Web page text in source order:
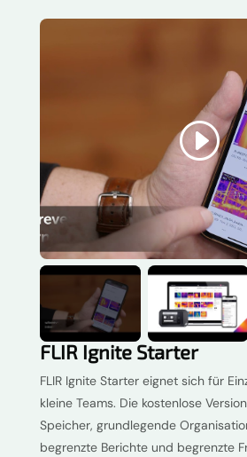
YOUTUBE
This content is blocked
cookies have not been
Accept cookies
FLIR Ignite Starter
FLIR Ignite Starter eignet sich für
kleine Teams. Die kostenlose
Speicher, grundlegende
begrenzte Berichte und begrenzte